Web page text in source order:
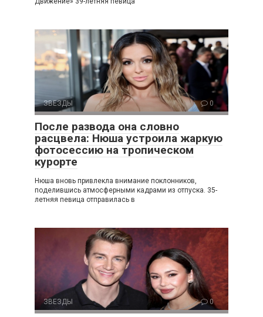
ЗВЕЗДЫ 0
После развода она словно
расцвела: Нюша устроила жаркую
фотосессию на тропическом
курорте
Нюша вновь привлекла внимание поклонников,
поделившись атмосферными кадрами из отпуска. 35-
летняя певица отправилась в
ЗВЕЗДЫ 0